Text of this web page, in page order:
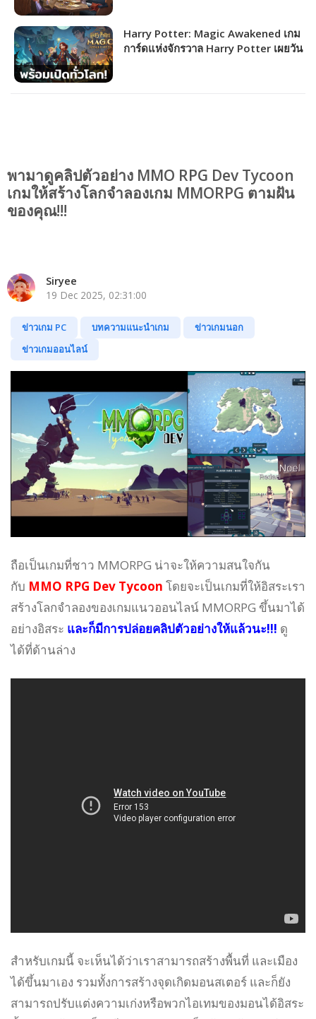
Harry Potter: Magic Awakened เกม
การ์ดแห่งจักรวาล Harry Potter เผยวัน
พามาดูคลิปตัวอย่าง MMO RPG Dev Tycoon
เกมให้สร้างโลกจำลองเกม MMORPG ตามฝัน
ของคุณ!!!
Siryee
19 Dec 2025, 02:31:00
ข่าวเกม PC บทความแนะนำเกม
ข่าวเกมนอก
ข่าวเกมออนไลน์
ถือเป็นเกมที่ชาว MMORPG น่าจะให้ความสนใจกัน
กับ MMO RPG Dev Tycoon โดยจะเป็นเกมที่ให้อิสระเรา
สร้างโลกจำลองของเกมแนวออนไลน์ MMORPG ขึ้นมาได้
อย่างอิสระ และก็มีการปล่อยคลิปตัวอย่างให้แล้วนะ!!! ดู
ได้ที่ด้านล่าง
สำหรับเกมนี้ จะเห็นได้ว่าเราสามารถสร้างพื้นที่ และเมือง
ได้ขึ้นมาเอง รวมทั้งการสร้างจุดเกิดมอนสเตอร์ และก็ยัง
สามารถปรับแต่งความเก่งหรือพวกไอเทมของมอนได้อิสระ